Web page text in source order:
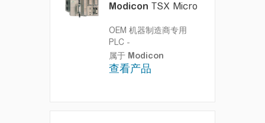
Modicon TSX Micro
OEM 机器制造商专用
PLC -
属于 Modicon
查看产品